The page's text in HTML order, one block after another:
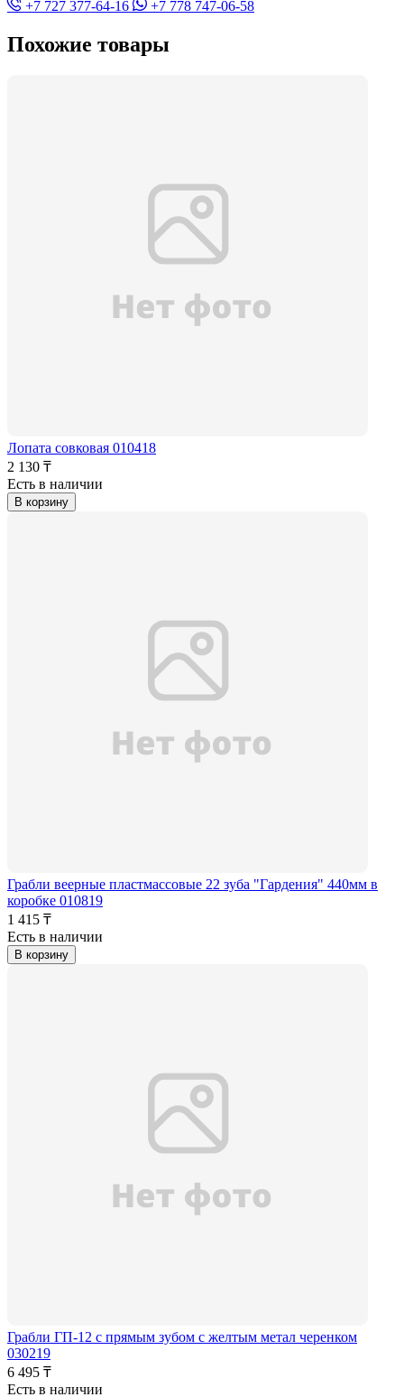
+7 727 377-64-16
+7 778 747-06-58
Похожие товары
Лопата совковая 010418
2 130 ₸
Есть в наличии
В корзину
Грабли веерные пластмассовые 22 зуба "Гардения" 440мм в
коробке 010819
1 415 ₸
Есть в наличии
В корзину
Грабли ГП-12 с прямым зубом с желтым метал черенком
030219
6 495 ₸
Есть в наличии